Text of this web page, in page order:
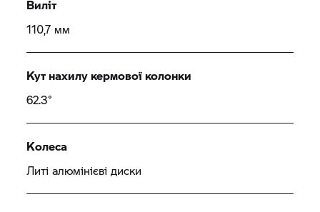
Виліт
110,7 мм
Кут нахилу кермової колонки
62.3°
Колеса
Литі алюмінієві диски